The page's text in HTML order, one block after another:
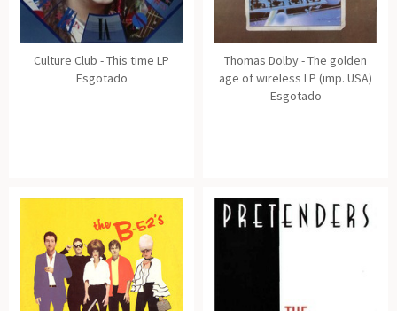
Culture Club - This time LP
Esgotado
Thomas Dolby - The golden
age of wireless LP (imp. USA)
Esgotado